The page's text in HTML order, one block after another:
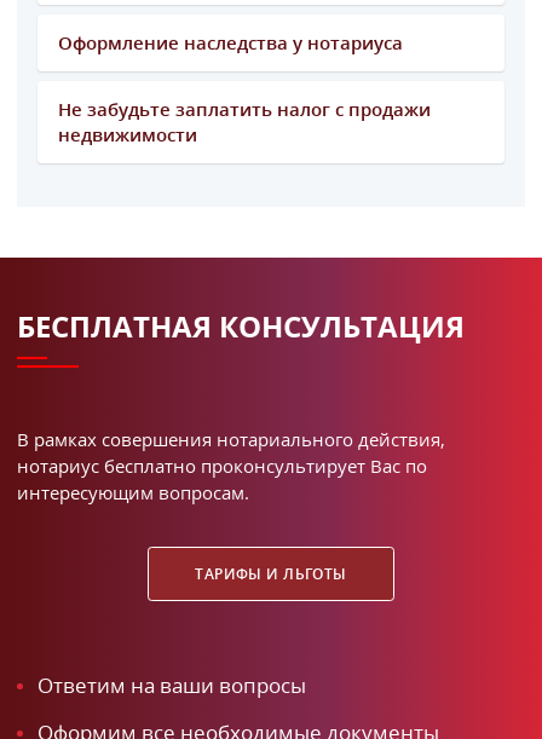
Оформление наследства у нотариуса
Не забудьте заплатить налог с продажи
недвижимости
БЕСПЛАТНАЯ КОНСУЛЬТАЦИЯ
В рамках совершения нотариального действия,
нотариус бесплатно проконсультирует Вас по
интересующим вопросам.
ТАРИФЫ И ЛЬГОТЫ
Ответим на ваши вопросы
Оформим все необходимые документы